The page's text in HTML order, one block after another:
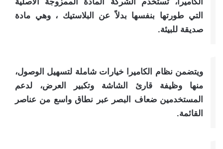
التي طورتها بنفسها بدلاً عن البلاستيك ، وهي مادة
صديقة للبيئة.
ويتضمن نظام الكاميرا خيارات شاملة لتسهيل الوصول،
منها وظيفة قارئ الشاشة وتكبير العرض، لدعم
المستخدمين ضعاف البصر عبر نطاق واسع من عناصر
القائمة.